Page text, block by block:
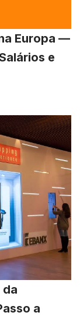
Europa —
e
da
a